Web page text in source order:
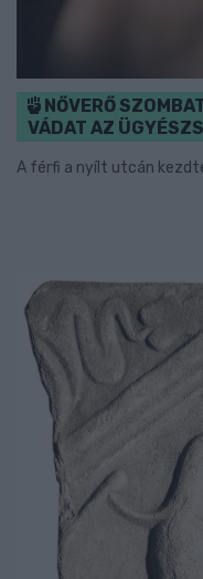
NŐVERŐ
VÁDAT AZ
A férfi a nyílt utcán